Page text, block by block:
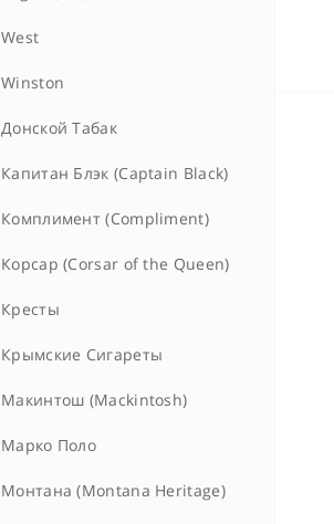
West
Winston
Донской Табак
Капитан Блэк (Captain Black)
Комплимент (Compliment)
Корсар (Corsar of the Queen)
Кресты
Крымские Сигареты
Макинтош (Mackintosh)
Марко Поло
Монтана (Montana Heritage)